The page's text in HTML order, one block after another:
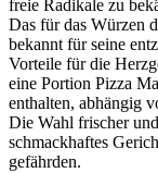
freie Radikale zu
Das für das Würzen
bekannt für seine
Vorteile für die
eine Portion Pizza
enthalten, abhängig
Die Wahl frischer
schmackhaftes
gefährden.